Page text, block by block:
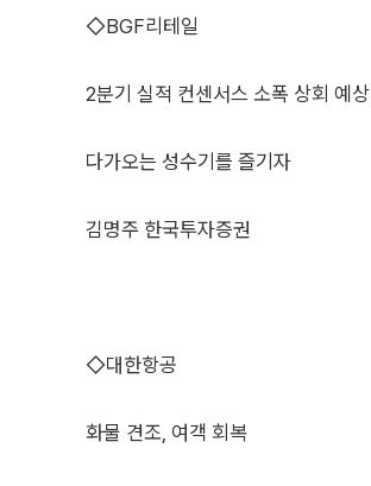
◇BGF리테일
2분기 실적 컨센서스 소폭 상회 예상
다가오는 성수기를 즐기자
김명주 한국투자증권
◇대한항공
화물 견조, 여객 회복